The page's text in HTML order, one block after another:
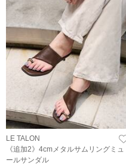
LE TALON
《追加2》4cmメタルサムリングミュ
ールサンダル